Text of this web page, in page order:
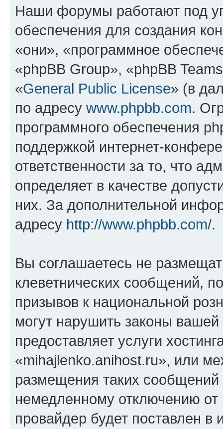
Наши форумы работают под
обеспечения для создания
«они», «программное
«phpBB Group», «phpBB
«General Public License» (в
по адресу www.phpbb.com.
программного обеспечения
поддержкой интернет-
ответственности за то, что
определяет в качестве
них. За дополнительной
адресу http://www.phpbb.com/.
Вы соглашаетесь не
клеветнических сообщений,
призывов к национальной
могут нарушить законы
предоставляет услуги
«mihajlenko.anihost.ru», или
размещения таких
немедленному отключению
провайдер будет поставлен в